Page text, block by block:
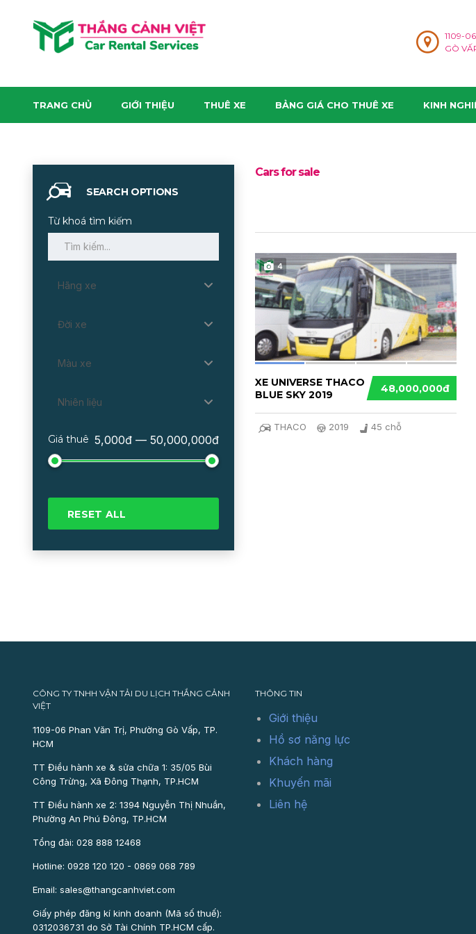
1109-
GÒ
TRANG CHỦ GIỚI THIỆU THUÊ XE BẢNG GIÁ CHO THUÊ XE KINH
SEARCH OPTIONS
Từ khoá tìm kiếm
Hãng xe
Đời xe
Màu xe
Nhiên liệu
Giá thuê 5,000đ — 50,000,000đ
RESET ALL
Cars for sale
4
48,000,000đ
XE UNIVERSE THACO
BLUE SKY 2019
THACO 2019 45 chỗ
CÔNG TY TNHH VẬN TẢI DU LỊCH THẮNG CẢNH
VIỆT
1109-06 Phan Văn Trị, Phường Gò Vấp, TP.
HCM
TT Điều hành xe & sửa chữa 1: 35/05 Bùi
Công Trừng, Xã Đông Thạnh, TP.HCM
TT Điều hành xe 2: 1394 Nguyễn Thị Nhuần,
Phường An Phú Đông, TP.HCM
Tổng đài: 028 888 12468
Hotline: 0928 120 120 - 0869 068 789
Email: sales@thangcanhviet.com
Giấy phép đăng kí kinh doanh (Mã số thuế):
0312036731 do Sở Tài Chính TP.HCM cấp.
THÔNG TIN
Giới thiệu
Hồ sơ năng lực
Khách hàng
Khuyến mãi
Liên hệ